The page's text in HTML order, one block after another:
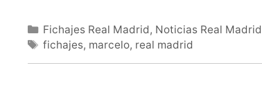
Categorías
Fichajes Real Madrid, Noticias Real Madrid
Etiquetas
fichajes, marcelo, real madrid